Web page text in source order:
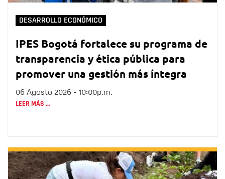
DESARROLLO ECONÓMICO
IPES Bogotá fortalece su programa de
transparencia y ética pública para
promover una gestión más íntegra
06 Agosto 2026 - 10:00p.m.
LEER MÁS ...